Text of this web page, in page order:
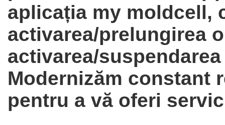
aplicația my moldcell,
activarea/prelungirea
activarea/
Modernizăm constant
pentru a vă oferi